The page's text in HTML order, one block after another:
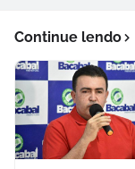
Continue lendo